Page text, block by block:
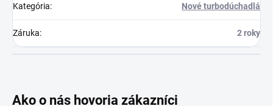
Kategória: Nové turbodúchadlá
Záruka: 2 roky